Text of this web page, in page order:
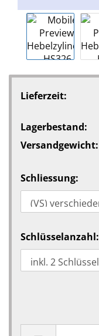
Lieferzeit:
Lagerbestand:
Versandgewicht:
Schliessung:
Schlüsselanzahl: